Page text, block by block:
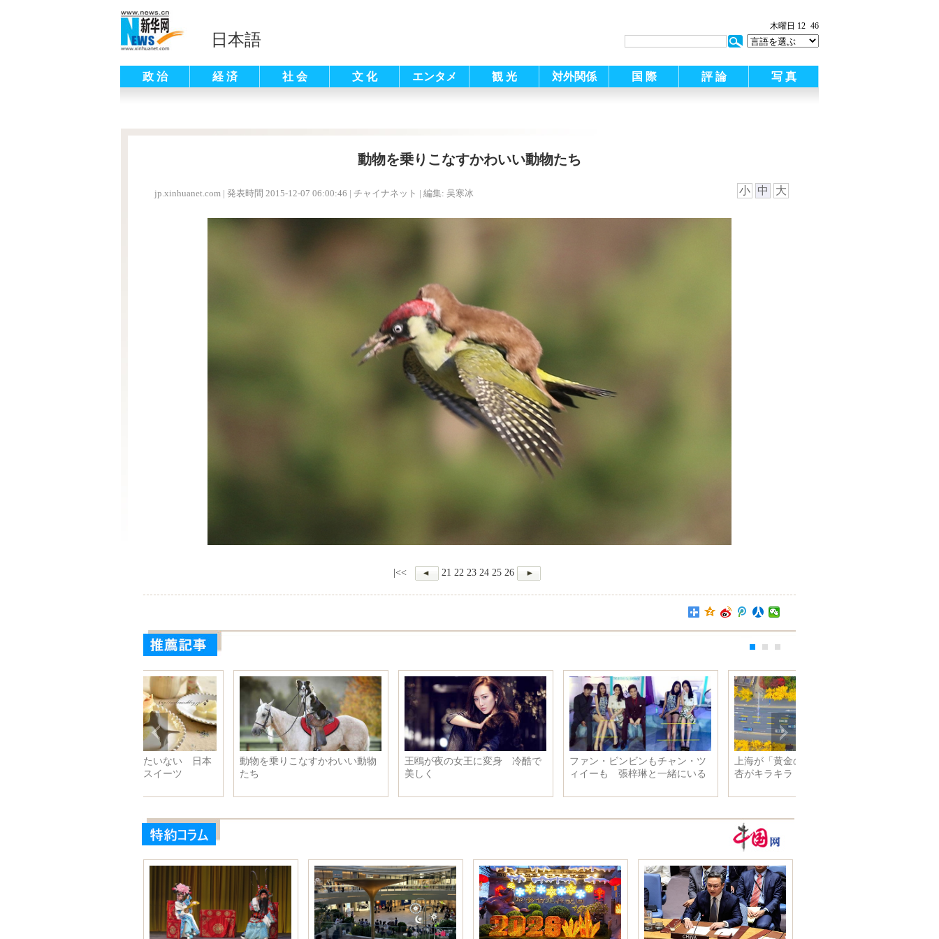
日本語
木曜日 12 46
政 治 経 済 社 会 文 化 エンタメ 観 光 対外関係 国 際 評 論 写 真
動物を乗りこなすかわいい動物たち
jp.xinhuanet.com | 発表時間 2015-12-07 06:00:46 | チャイナネット | 編集: 吴寒冰 小 中 大
|<< 21 22 23 24 25 26
写真で見る観光客と旅行者の違
い あなたはどのタイプ？
食べるのがもったいない 日本
の猫モチーフのスイーツ
動物を乗りこなすかわいい動物
王鴎が夜の女王に変身 冷酷で
美しく